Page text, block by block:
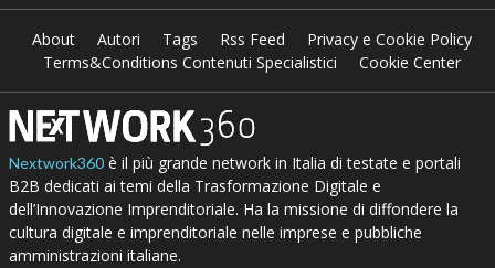
About Autori Tags Rss Feed
Privacy e Cookie Policy
Terms&Conditions Contenuti Specialistici
Cookie Center
Nextwork360è il più grande network in Italia di testate e portali
B2B dedicati ai temi della Trasformazione Digitale e
dell’Innovazione Imprenditoriale. Ha la missione di diffondere la
cultura digitale e imprenditoriale nelle imprese e pubbliche
amministrazioni italiane.